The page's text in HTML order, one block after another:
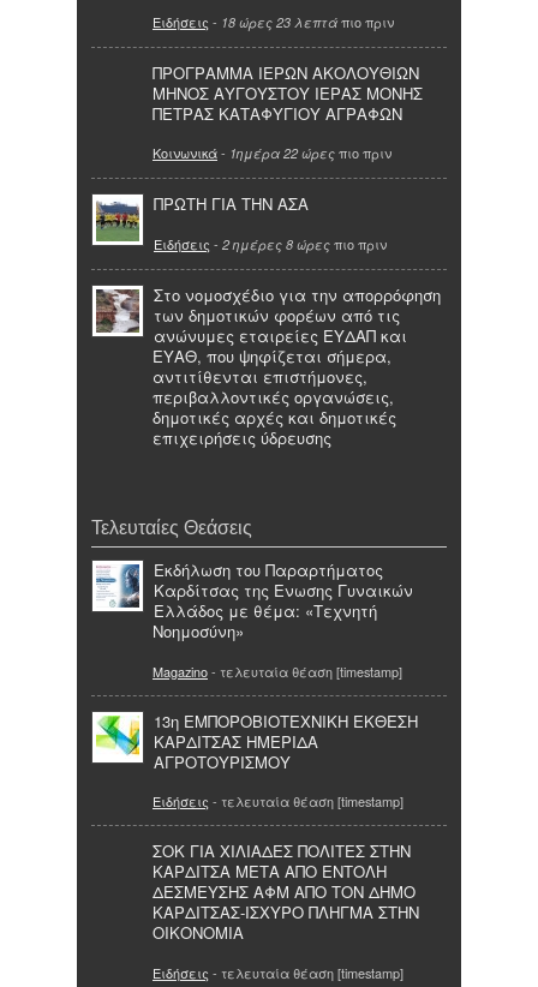
Ειδήσεις - 18 ώρες 23 λεπτά πιο πριν
ΠΡΟΓΡΑΜΜΑ ΙΕΡΩΝ ΑΚΟΛΟΥΘΙΩΝ
ΜΗΝΟΣ ΑΥΓΟΥΣΤΟΥ ΙΕΡΑΣ ΜΟΝΗΣ
ΠΕΤΡΑΣ ΚΑΤΑΦΥΓΙΟΥ ΑΓΡΑΦΩΝ
Κοινωνικά- 1ημέρα 22 ώρες πιο πριν
ΠΡΩΤΗ ΓΙΑ ΤΗΝ ΑΣΑ
Ειδήσεις - 2 ημέρες 8 ώρες πιο πριν
Στο νομοσχέδιο για την απορρόφηση
των δημοτικών φορέων από τις
ανώνυμες εταιρείες ΕΥΔΑΠ και
ΕΥΑΘ, που ψηφίζεται σήμερα,
αντιτίθενται επιστήμονες,
περιβαλλοντικές οργανώσεις,
δημοτικές αρχές και δημοτικές
επιχειρήσεις ύδρευσης
Τελευταίες Θεάσεις
Eκδήλωση του Παραρτήματος
Καρδίτσας της Ενωσης Γυναικών
Ελλάδος με θέμα: «Τεχνητή
Νοημοσύνη»
Magazino- τελευταία θέαση [timestamp]
13η ΕΜΠΟΡΟΒΙΟΤΕΧΝΙΚΗ ΕΚΘΕΣΗ
ΚΑΡΔΙΤΣΑΣ ΗΜΕΡΙΔΑ
ΑΓΡΟΤΟΥΡΙΣΜΟΥ
Ειδήσεις - τελευταία θέαση [timestamp]
ΣΟΚ ΓΙΑ ΧΙΛΙΑΔΕΣ ΠΟΛΙΤΕΣ ΣΤΗΝ
ΚΑΡΔΙΤΣΑ ΜΕΤΑ ΑΠΟ ΕΝΤΟΛΗ
ΔΕΣΜΕΥΣΗΣ ΑΦΜ ΑΠΟ ΤΟΝ ΔΗΜΟ
ΚΑΡΔΙΤΣΑΣ-ΙΣΧΥΡΟ ΠΛΗΓΜΑ ΣΤΗΝ
ΟΙΚΟΝΟΜΙΑ
Ειδήσεις - τελευταία θέαση [timestamp]